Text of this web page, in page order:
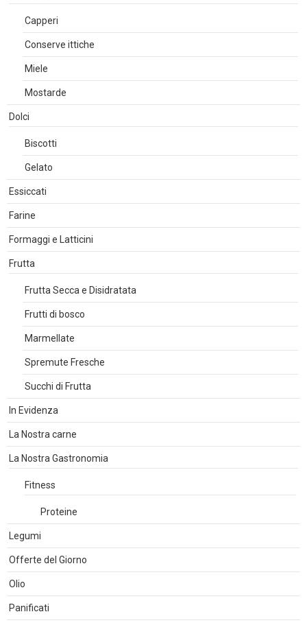
Capperi
Conserve ittiche
Miele
Mostarde
Dolci
Biscotti
Gelato
Essiccati
Farine
Formaggi e Latticini
Frutta
Frutta Secca e Disidratata
Frutti di bosco
Marmellate
Spremute Fresche
Succhi di Frutta
In Evidenza
La Nostra carne
La Nostra Gastronomia
Fitness
Proteine
Legumi
Offerte del Giorno
Olio
Panificati